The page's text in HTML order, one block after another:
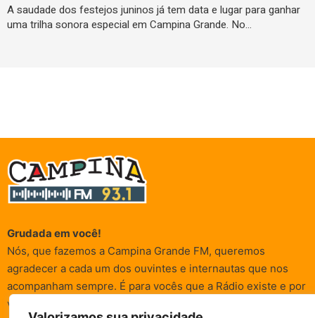
A saudade dos festejos juninos já tem data e lugar para ganhar
uma trilha sonora especial em Campina Grande. No…
Grudada em você!
Nós, que fazemos a Campina Grande FM, queremos
agradecer a cada um dos ouvintes e internautas que nos
acompanham sempre. É para vocês que a Rádio existe e por
vocês que as informações (informativas, de entretenimento,